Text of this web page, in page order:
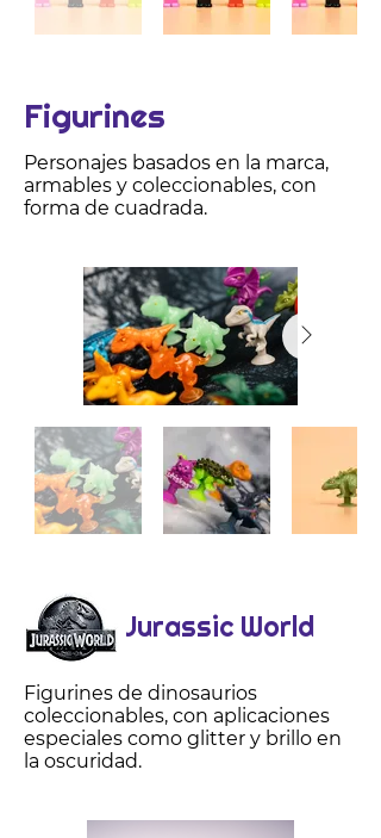
Figurines
Personajes basados en la marca,
armables y coleccionables, con
forma de cuadrada.
Jurassic World
Figurines de dinosaurios
coleccionables, con aplicaciones
especiales como glitter y brillo en
la oscuridad.